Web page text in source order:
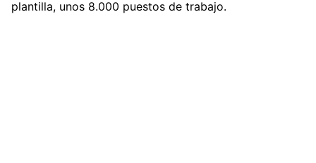
plantilla, unos 8.000 puestos de trabajo.